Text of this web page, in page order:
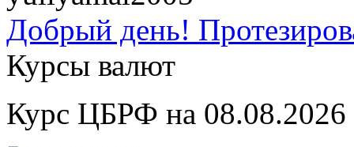
Добрый день!
Курсы валют
Курс ЦБРФ на 08.08.2026